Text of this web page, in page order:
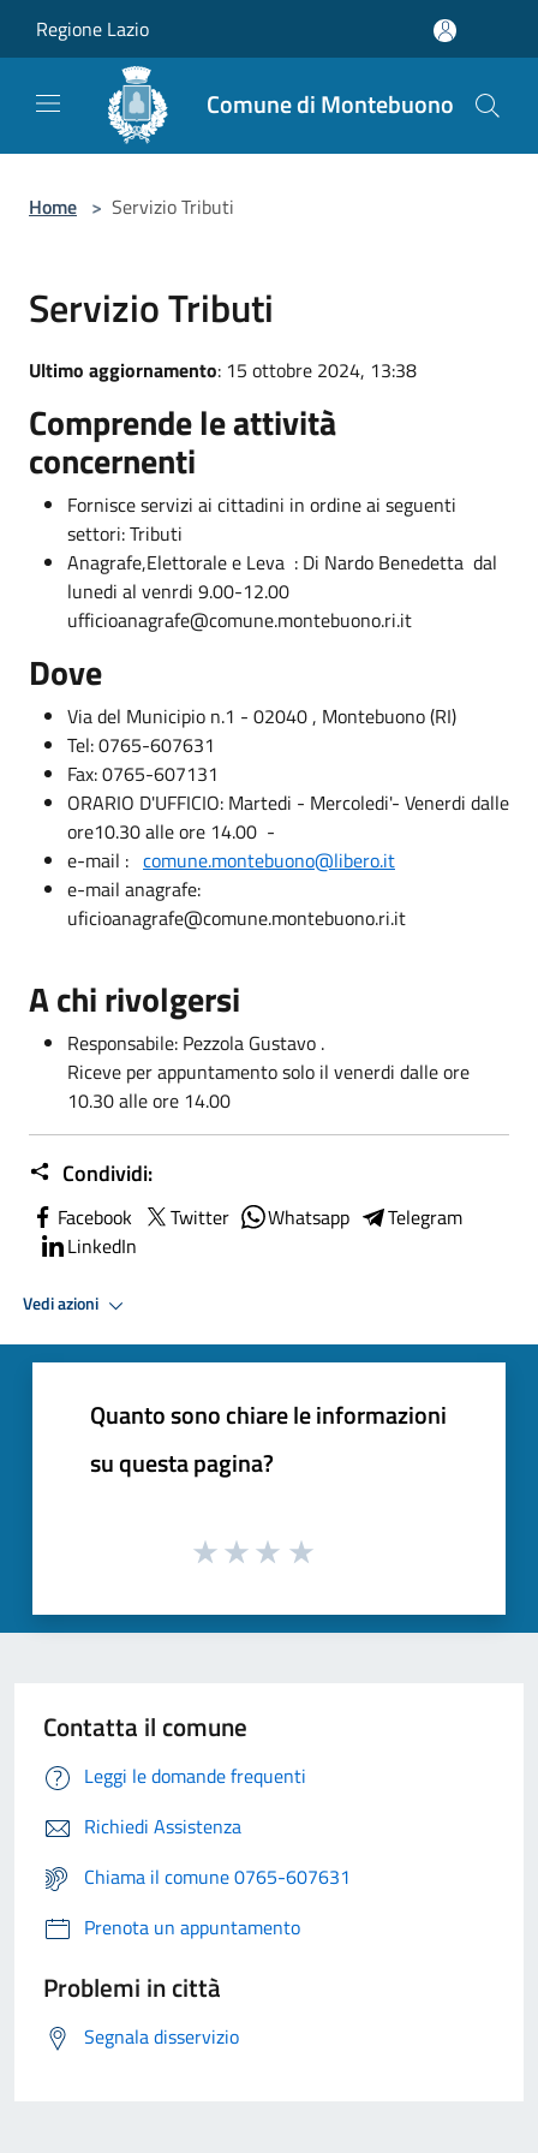
Regione Lazio
Comune di Montebuono
Home > Servizio Tributi
Servizio Tributi
Ultimo aggiornamento: 15 ottobre 2024, 13:38
Comprende le attività
concernenti
Fornisce servizi ai cittadini in ordine ai seguenti
settori: Tributi
Anagrafe,Elettorale e Leva : Di Nardo Benedetta dal
lunedi al venrdi 9.00-12.00
ufficioanagrafe@comune.montebuono.ri.it
Dove
Via del Municipio n.1 - 02040 , Montebuono (RI)
Tel: 0765-607631
Fax: 0765-607131
ORARIO D'UFFICIO: Martedi - Mercoledi'- Venerdi dalle
ore10.30 alle ore 14.00 -
e-mail : comune.montebuono@libero.it
e-mail anagrafe:
uficioanagrafe@comune.montebuono.ri.it
A chi rivolgersi
Responsabile: Pezzola Gustavo .
Riceve per appuntamento solo il venerdi dalle ore
10.30 alle ore 14.00
Condividi:
Facebook Twitter Whatsapp
Telegram
LinkedIn
Vedi azioni
Quanto sono chiare le informazioni
su questa pagina?
Contatta il comune
Leggi le domande frequenti
Richiedi Assistenza
Chiama il comune 0765-607631
Prenota un appuntamento
Problemi in città
Segnala disservizio